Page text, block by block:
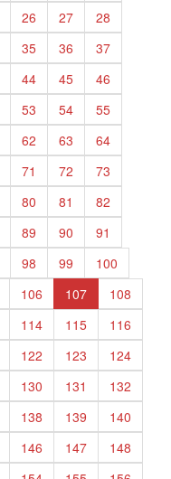
26 27
28
35 36
37
44 45
46
53 54
55
62 63
64
71 72
73
80 81
82
89 90
91
98 99
100
106 107
108
114 115
116
122 123
124
130 131
132
138 139
140
146 147
148